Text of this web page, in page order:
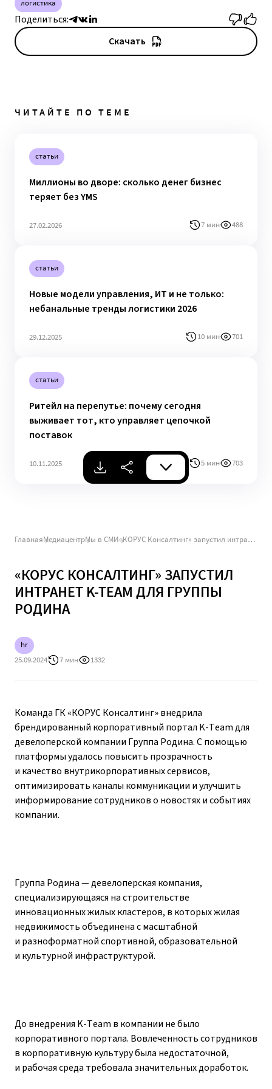
логистика
Поделиться:
Скачать
ЧИТАЙТЕ ПО ТЕМЕ
статьи
Миллионы во дворе: сколько денег бизнес
теряет без YMS
27.02.2026 7 мин 488
статьи
Новые модели управления, ИТ и не только:
небанальные тренды логистики 2026
29.12.2025 10 мин 701
статьи
Ритейл на перепутье: почему сегодня
выживает тот, кто управляет цепочкой
поставок
10.11.2025 5 мин 703
ГлавнаяМедиацентрМы в СМИ «КОРУС Консалтинг» запустил интранет K-Team для Группы Родина
«КОРУС КОНСАЛТИНГ» ЗАПУСТИЛ
ИНТРАНЕТ K-TEAM ДЛЯ ГРУППЫ
РОДИНА
hr
25.09.2024
7 мин 1332
Команда ГК «КОРУС Консалтинг» внедрила
брендированный корпоративный портал K-Team для
девелоперской компании Группа Родина. С помощью
платформы удалось повысить прозрачность
и качество внутрикорпоративных сервисов,
оптимизировать каналы коммуникации и улучшить
информирование сотрудников о новостях и событиях
компании.
Группа Родина — девелоперская компания,
специализирующаяся на строительстве
инновационных жилых кластеров, в которых жилая
недвижимость объединена с масштабной
и разноформатной спортивной, образовательной
и культурной инфраструктурой.
До внедрения K-Team в компании не было
корпоративного портала. Вовлеченность сотрудников
в корпоративную культуру была недостаточной,
и рабочая среда требовала значительных доработок.